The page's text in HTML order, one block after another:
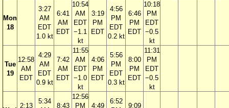
Mon
18
3:27
AM
EDT
1.0 kt
6:41
AM
EDT
10:54
AM
EDT
−1.1
kt
3:19
PM
EDT
4:56
PM
EDT
0.2 kt
6:46
PM
EDT
10:18
PM
EDT
−0.5
kt
Tue
19
12:58
AM
EDT
4:29
AM
EDT
0.9 kt
7:42
AM
EDT
11:55
AM
EDT
−1.0
kt
4:06
PM
EDT
5:56
PM
EDT
0.3 kt
8:00
PM
EDT
11:31
PM
EDT
−0.5
kt
2:13
5:34
8:43
12:56
PM
4:49
6:52
9:09